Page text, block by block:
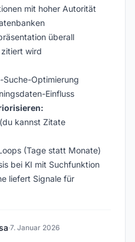
mit hoher Autorität
überall
zitiert wird
Optimierung
Einfluss
kannst Zitate
(Tage statt Monate)
bei KI mit Suchfunktion
liefert Signale für
·7. Januar 2026